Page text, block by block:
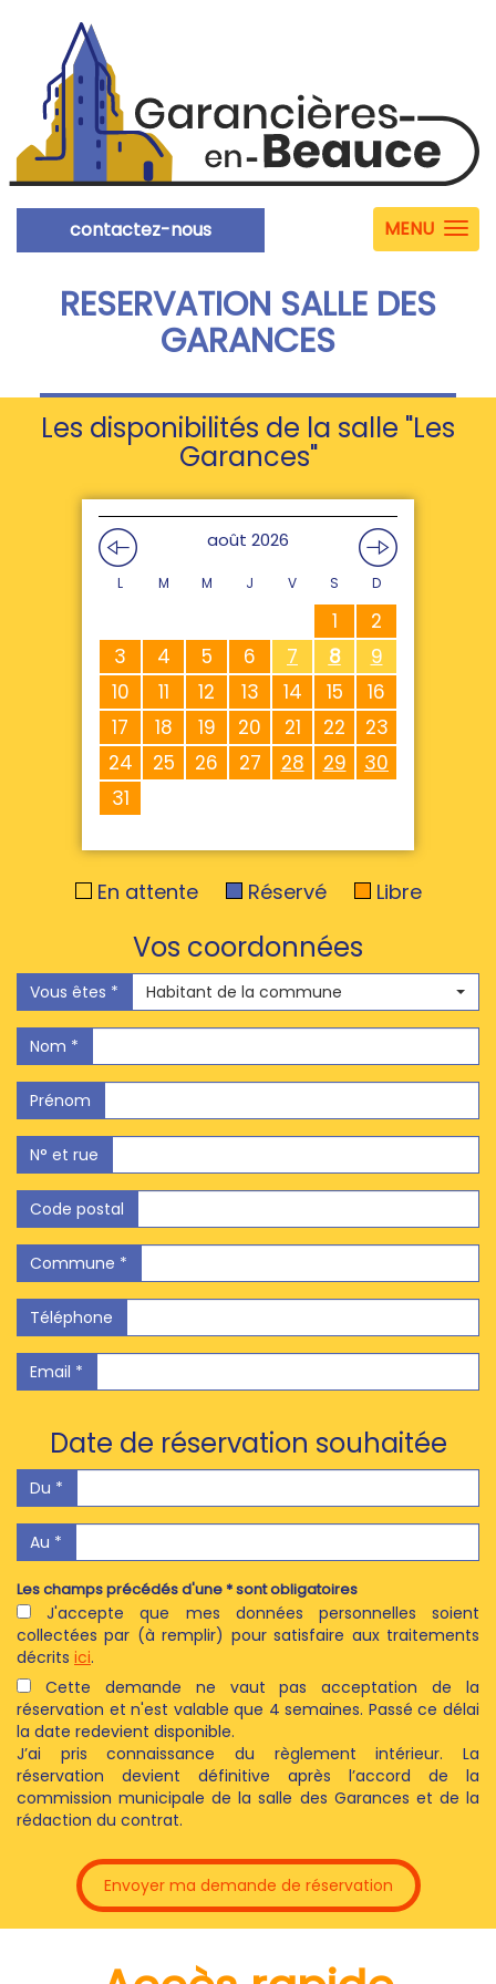
contactez-nous MENU
RESERVATION SALLE DES
GARANCES
Les disponibilités de la salle "Les
Garances"
août 2026
L M M J V S D
1
2
3
4 5 6 7 8
9
10
11 12 13 14 15
16
17
18 19 20 21 22
23
24
25 26 27 28 29
30
31
En attente Réservé Libre
Vos coordonnées
Vous êtes * Habitant de la commune
Nom *
Prénom
N° et rue
Code postal
Commune *
Téléphone
Email *
Date de réservation souhaitée
Du *
Au *
Les champs précédés d'une * sont obligatoires
J'accepte que mes données personnelles soient
collectées par (à remplir) pour satisfaire aux traitements
décrits ici.
Cette demande ne vaut pas acceptation de la
réservation et n'est valable que 4 semaines. Passé ce délai
la date redevient disponible.
J’ai pris connaissance du règlement intérieur. La
réservation devient définitive après l’accord de la
commission municipale de la salle des Garances et de la
rédaction du contrat.
Envoyer ma demande de réservation